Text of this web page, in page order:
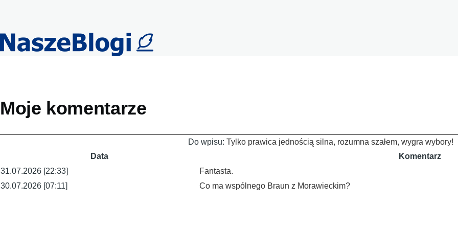
tabs
Moje komentarze
Do wpisu: Tylko prawica jednością silna, rozumna szałem, wygra wybory!
Data
Komentarz
31.07.2026 [22:33]
Fantasta.
30.07.2026 [07:11]
Co ma wspólnego Braun z Morawieckim?